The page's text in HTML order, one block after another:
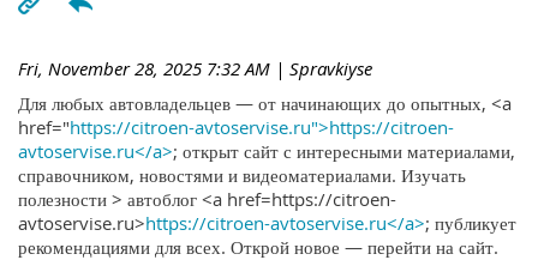
Fri, November 28, 2025 7:32 AM | Spravkiyse
Для любых автовладельцев — от начинающих до опытных, <a
href="https://citroen-avtoservise.ru">https://citroen-
avtoservise.ru</a>; открыт сайт с интересными материалами,
справочником, новостями и видеоматериалами. Изучать
полезности > автоблог <a href=https://citroen-
avtoservise.ru>https://citroen-avtoservise.ru</a>; публикует
рекомендациями для всех. Открой новое — перейти на сайт.